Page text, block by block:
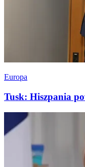
Europa
Tusk: Hiszpania